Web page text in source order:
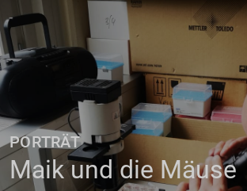
PORTRÄT
Maik und die Mäuse